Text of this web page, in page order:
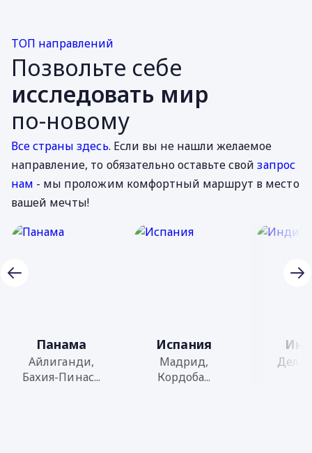
ТОП направлений
Позвольте себе
исследовать мир
по-новому
Все страны здесь. Если вы не нашли желаемое
направление, то обязательно оставьте свойзапрос
нам - мы проложим комфортный маршрут в место
вашей мечты!
Панама
Айлиганди,
Бахия-Пинас...
Испания
Мадрид,
Кордоба...
Дели,